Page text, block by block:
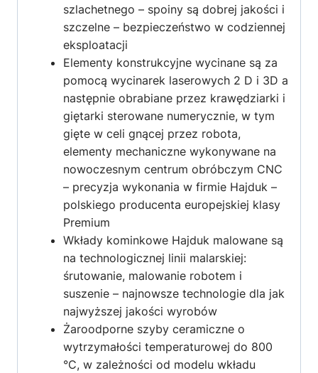
szlachetnego – spoiny są dobrej jakości i
szczelne – bezpieczeństwo w codziennej
eksploatacji
Elementy konstrukcyjne wycinane są za
pomocą wycinarek laserowych 2 D i 3D a
następnie obrabiane przez krawędziarki i
giętarki sterowane numerycznie, w tym
gięte w celi gnącej przez robota,
elementy mechaniczne wykonywane na
nowoczesnym centrum obróbczym CNC
– precyzja wykonania w firmie Hajduk –
polskiego producenta europejskiej klasy
Premium
Wkłady kominkowe Hajduk malowane są
na technologicznej linii malarskiej:
śrutowanie, malowanie robotem i
suszenie – najnowsze technologie dla jak
najwyższej jakości wyrobów
Żaroodporne szyby ceramiczne o
wytrzymałości temperaturowej do 800
°C, w zależności od modelu wkładu